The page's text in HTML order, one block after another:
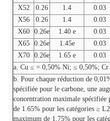
X52
0.26 1.4 0.03
X56
0.26 1.4 0.03
X60
0.26e 1.40 e 0.03
X65
0.26e 1.45e 0.03
X70
0.26e 1.65 e 0.03
a. Cu ≤ = 0,50% Ni; ≤ 0,50%;
b. Pour chaque réduction de
spécifiée pour le carbone, une
concentration maximale
de 1.65% pour les catégories ≥
maximum de 1,75% pour les